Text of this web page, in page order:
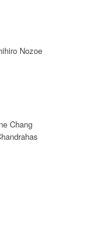
Nozoe
Chang